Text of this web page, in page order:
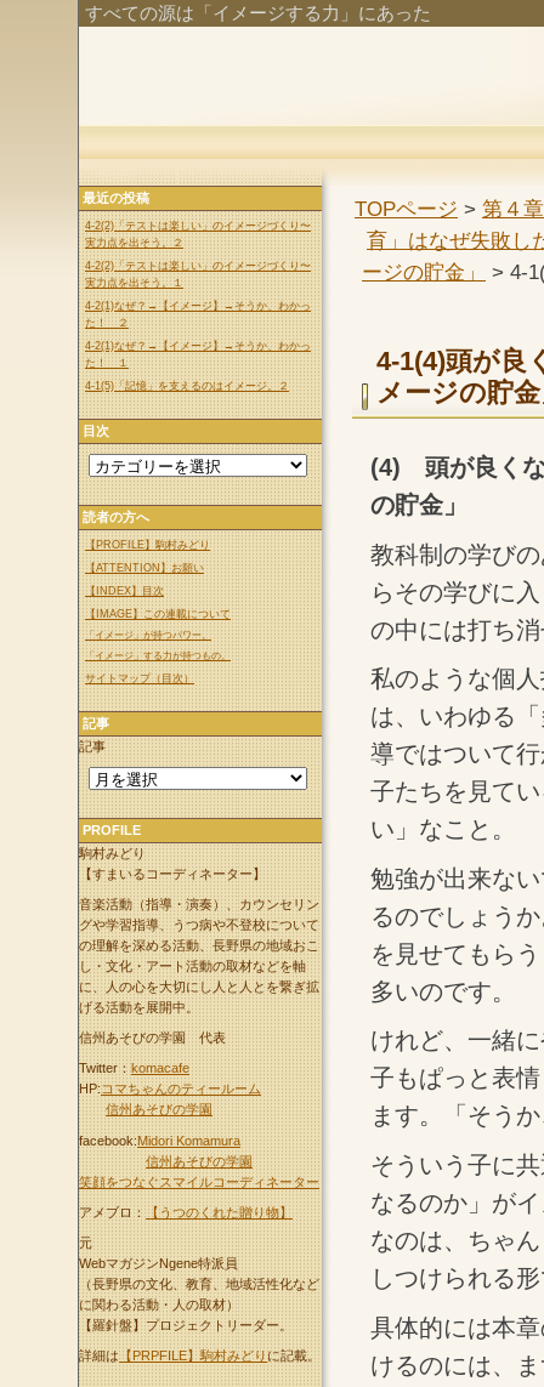
すべての源は「イメージする力」にあった
TOPページ > 第４
育」はなぜ失敗し
ージの貯金」
> 4-
4-1(4)頭が良
メージの貯
(4) 頭が良くな
の貯金」
教科制の学び
らその学びに
の中には打ち
私のような個
は、いわゆる
導ではついて
子たちを見て
い」なこと。
勉強が出来な
るのでしょう
を見せてもら
多いのです。
けれど、一緒
子もぱっと表
ます。「そう
そういう子に
なるのか」が
なのは、ちゃ
しつけられる
具体的には本
けるのには、
最近の投稿
4-2(2)「テストは楽しい」のイメージづくり〜
実力点を出そう。２
4-2(2)「テストは楽しい」のイメージづくり〜
実力点を出そう。１
4-2(1)なぜ？→【イメージ】→そうか、わかっ
た！ ２
4-2(1)なぜ？→【イメージ】→そうか、わかっ
た！ １
4-1(5)「記憶」を支えるのはイメージ。２
目次
読者の方へ
【PROFILE】駒村みどり
【ATTENTION】お願い
【INDEX】目次
【IMAGE】この連載について
「イメージ」が持つパワー。
「イメージ」する力が持つもの。
サイトマップ（目次）
記事
記事
PROFILE
駒村みどり
【すまいるコーディネーター】
音楽活動（指導・演奏）、カウンセリン
グや学習指導、うつ病や不登校について
の理解を深める活動、長野県の地域おこ
し・文化・アート活動の取材などを軸
に、人の心を大切にし人と人とを繋ぎ拡
げる活動を展開中。
信州あそびの学園 代表
Twitter：komacafe
HP:コマちゃんのティールーム
信州あそびの学園
facebook:Midori Komamura
信州あそびの学園
笑顔をつなぐスマイルコーディネーター
アメブロ：【うつのくれた贈り物】
元
WebマガジンNgene特派員
（長野県の文化、教育、地域活性化など
に関わる活動・人の取材）
【羅針盤】プロジェクトリーダー。
詳細は【PRPFILE】駒村みどりに記載。